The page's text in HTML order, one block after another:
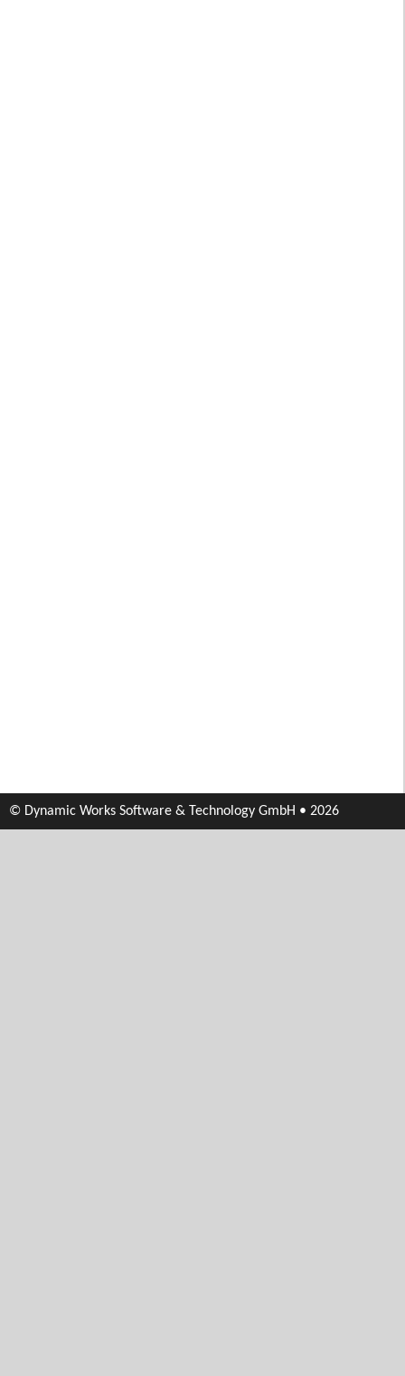
© Dynamic Works Software & Technology GmbH • 2026